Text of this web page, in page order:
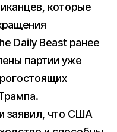
которые
Daily Beast ранее
партии уже
заявил, что США